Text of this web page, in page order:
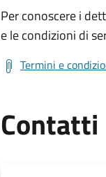
Per conoscere i
e le condizioni di
Termini e
Contatti